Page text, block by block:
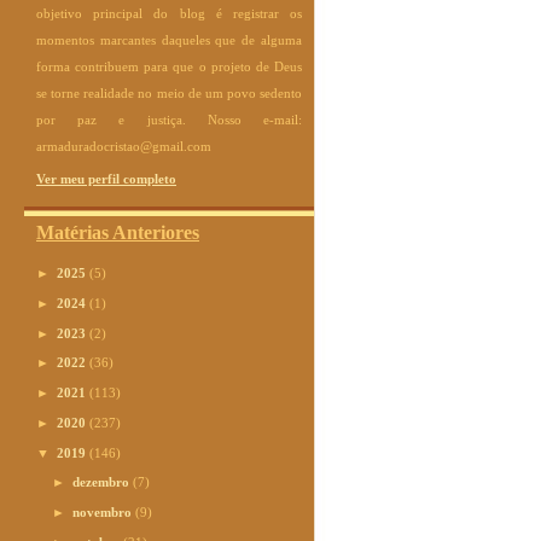
objetivo principal do blog é registrar os
momentos marcantes daqueles que de alguma
forma contribuem para que o projeto de Deus
se torne realidade no meio de um povo sedento
por paz e justiça. Nosso e-mail:
armaduradocristao@gmail.com
Ver meu perfil completo
Matérias Anteriores
► 2025 (5)
► 2024 (1)
► 2023 (2)
► 2022 (36)
► 2021 (113)
► 2020 (237)
▼ 2019 (146)
►dezembro(7)
►novembro(9)